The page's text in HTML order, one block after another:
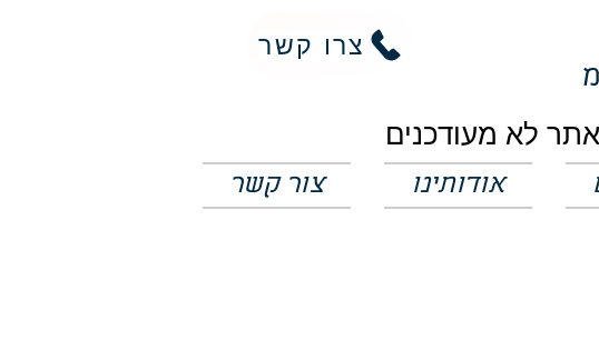
צרו קשר
אודותינו צור קשר